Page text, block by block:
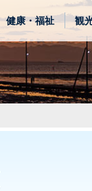
健康・福祉 観